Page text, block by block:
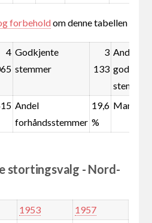
forbeholdom denne tabellen
4 Godkjente
stemmer
3
133
Andel
stemmer
Andel
forhåndsstemmer
19,6
%
stortingsvalg - Nord-
1953
1957